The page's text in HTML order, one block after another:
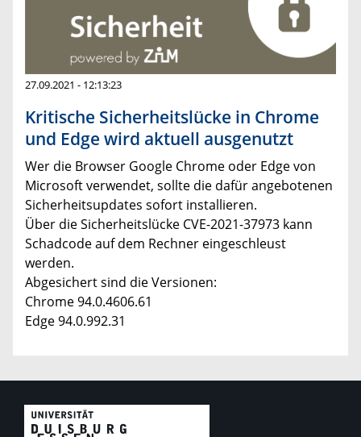
27.09.2021 - 12:13:23
Kritische Sicherheitslücke in Chrome
und Edge wird aktuell ausgenutzt
Wer die Browser Google Chrome oder Edge von
Microsoft verwendet, sollte die dafür angebotenen
Sicherheitsupdates sofort installieren.
Über die Sicherheitslücke CVE-2021-37973 kann
Schadcode auf dem Rechner eingeschleust
werden.
Abgesichert sind die Versionen:
Chrome 94.0.4606.61
Edge 94.0.992.31